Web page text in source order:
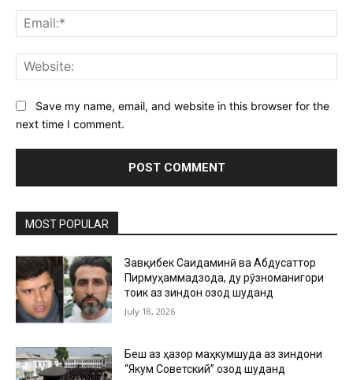
Save my name, email, and website in this browser for the
next time I comment.
MOST POPULAR
Завқибек Саидаминӣ ва Абдусаттор
Пирмуҳаммадзода, ду рӯзноманигори
тоҷик аз зиндон озод шуданд
July 18, 2026
Беш аз ҳазор маҳкумшуда аз зиндони
“Якум Советский” озод шуданд